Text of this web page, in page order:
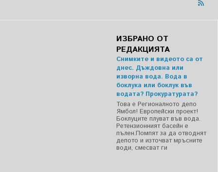
ИЗБРАНО ОТ
РЕДАКЦИЯТА
Снимките и видеото са от
днес. Дъждовна или
изворна вода. Вода в
боклука или боклук във
водата? Прокуратурата?
Това е Регионалното депо
Ямбол! Европейски проект!
Боклуците плуват във вода.
Ретензионният басейн е
пълен.Помпят за да отводнят
депото и източват мръсните
води, смесват ги